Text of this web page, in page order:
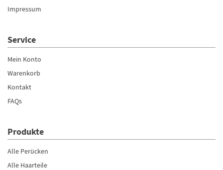
Impressum
Service
Mein Konto
Warenkorb
Kontakt
FAQs
Produkte
Alle Perücken
Alle Haarteile